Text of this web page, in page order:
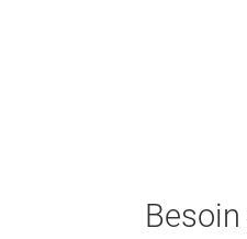
Besoin